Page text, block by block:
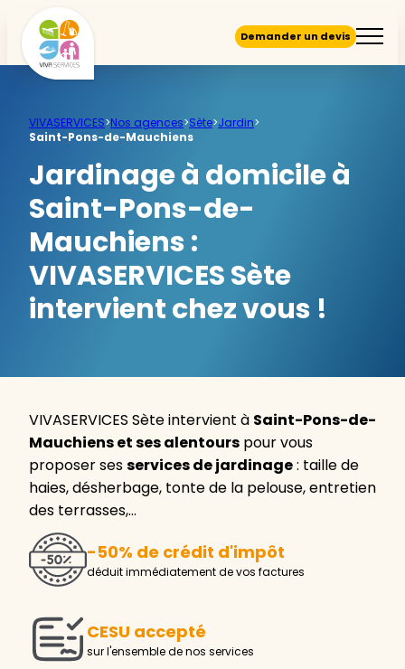
Demander un devis
VIVASERVICES>Nos agences>Sète>Jardin>
Saint-Pons-de-Mauchiens
Jardinage à domicile à
Saint-Pons-de-
Mauchiens :
VIVASERVICES Sète
intervient chez vous !
VIVASERVICES Sète intervient à Saint-Pons-de-
Mauchiens et ses alentours pour vous
proposer sesservices de jardinage: taille de
haies, désherbage, tonte de la pelouse, entretien
des terrasses,…
-50% de crédit d'impôt
déduit immédiatement de vos factures
CESU accepté
sur l'ensemble de nos services